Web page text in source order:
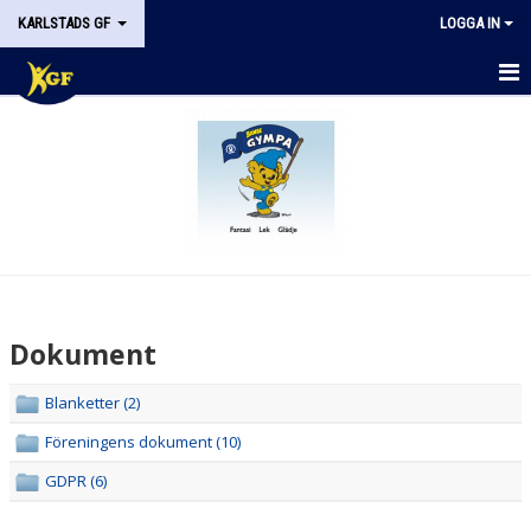
KARLSTADS GF LOGGA IN
STÖDMEDLEM
Dokument
Blanketter (2)
Föreningens dokument (10)
GDPR (6)